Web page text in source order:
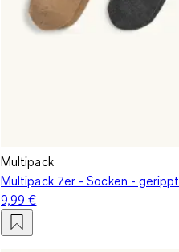
Multipack
Multipack 7er - Socken - gerippt
9,99 €